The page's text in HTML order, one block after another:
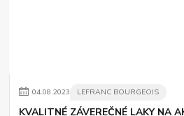
04.08.2023 LEFRANC BOURGEOIS
KVALITNÉ ZÁVEREČNÉ LAKY NA